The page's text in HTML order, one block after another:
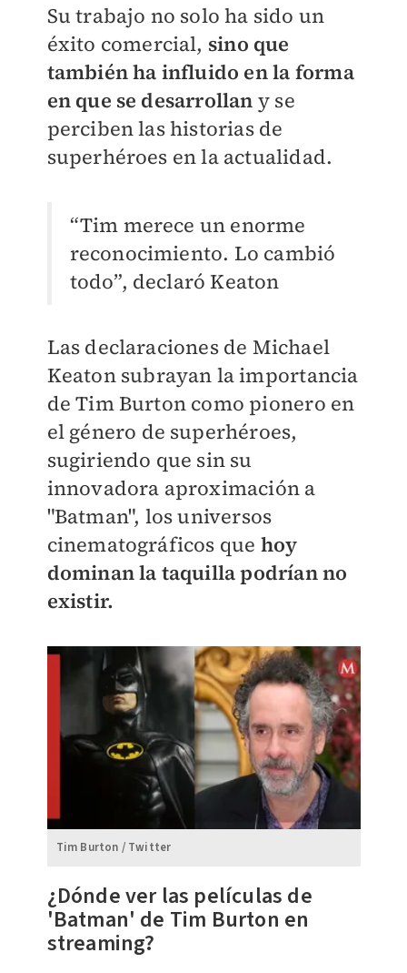
Su trabajo no solo ha sido un
éxito comercial, sino que
también ha influido en la forma
en que se desarrollan y se
perciben las historias de
superhéroes en la actualidad.
“Tim merece un enorme
reconocimiento. Lo cambió
todo”, declaró Keaton
Las declaraciones de Michael
Keaton subrayan la importancia
de Tim Burton como pionero en
el género de superhéroes,
sugiriendo que sin su
innovadora aproximación a
"Batman", los universos
cinematográficos que hoy
dominan la taquilla podrían no
existir.
Tim Burton / Twitter
¿Dónde ver las películas de
'Batman' de Tim Burton en
streaming?